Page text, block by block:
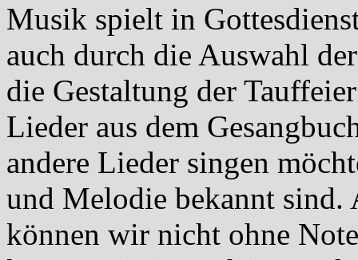
Musik spielt in
auch durch die Auswahl
die Gestaltung der
Lieder aus dem
andere Lieder singen
und Melodie bekannt sind.
können wir nicht ohne